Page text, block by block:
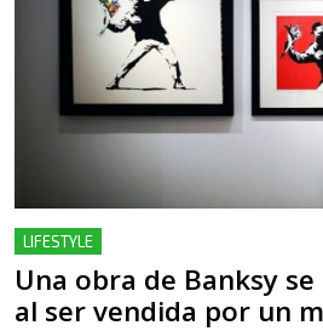
LIFESTYLE
Una obra de Banksy
al ser vendida por un